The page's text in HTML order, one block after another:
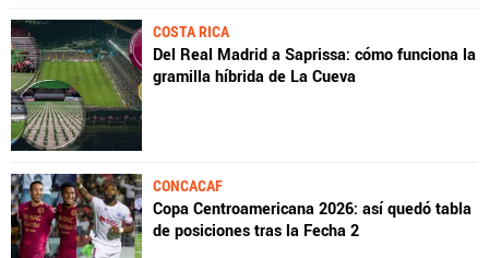
COSTA RICA
Del Real Madrid a Saprissa: cómo funciona la
gramilla híbrida de La Cueva
CONCACAF
Copa Centroamericana 2026: así quedó tabla
de posiciones tras la Fecha 2